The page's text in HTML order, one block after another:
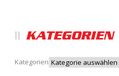
KATEGORIEN
Kategorien